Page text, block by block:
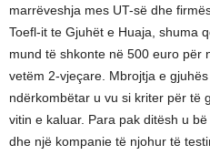
marrëveshja mes UT-së dhe
Toefl-it te Gjuhët e Huaja, shuma
mund të shkonte në 500 euro për
vetëm 2-vjeçare. Mbrojtja e
ndërkombëtar u vu si kriter për të
vitin e kaluar. Para pak ditësh u
dhe një kompanie të njohur të